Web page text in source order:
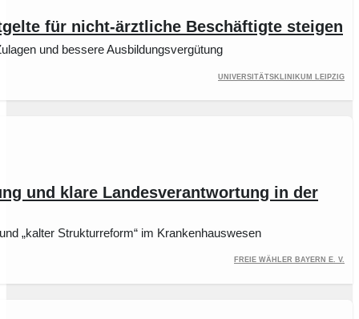
für nicht-ärztliche Beschäftigte steigen
und bessere Ausbildungsvergütung
Universitätsklinikum Leipzig
und klare Landesverantwortung in der
„kalter Strukturreform“ im Krankenhauswesen
FREIE WÄHLER Bayern e. V.